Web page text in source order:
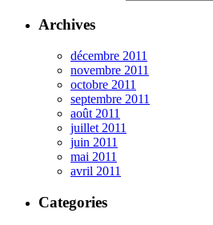
Archives
décembre 2011
novembre 2011
octobre 2011
septembre 2011
août 2011
juillet 2011
juin 2011
mai 2011
avril 2011
Categories